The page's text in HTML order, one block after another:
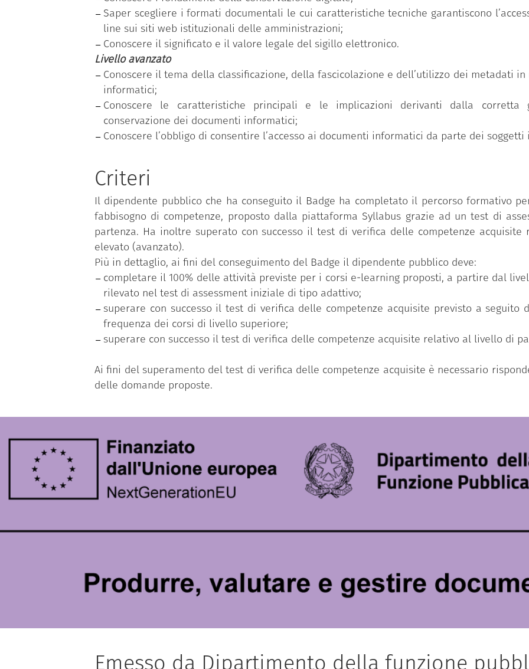
Saper scegliere i formati documentali le cui caratteristiche tecniche garantiscono
line sui siti web istituzionali delle amministrazioni;
Conoscere il significato e il valore legale del sigillo elettronico.
Livello avanzato
Conoscere il tema della classificazione, della fascicolazione e dell’utilizzo dei metadati
informatici;
Conoscere le caratteristiche principali e le implicazioni derivanti dalla corretta
conservazione dei documenti informatici;
Conoscere l’obbligo di consentire l’accesso ai documenti informatici da parte dei soggetti
Criteri
Il dipendente pubblico che ha conseguito il Badge ha completato il percorso formativo
fabbisogno di competenze, proposto dalla piattaforma Syllabus grazie ad un test di
partenza. Ha inoltre superato con successo il test di verifica delle competenze
elevato (avanzato).
Più in dettaglio, ai fini del conseguimento del Badge il dipendente pubblico deve:
completare il 100% delle attività previste per i corsi e-learning proposti, a partire dal
rilevato nel test di assessment iniziale di tipo adattivo;
superare con successo il test di verifica delle competenze acquisite previsto a seguito
frequenza dei corsi di livello superiore;
superare con successo il test di verifica delle competenze acquisite relativo al livello di
Ai fini del superamento del test di verifica delle competenze acquisite è necessario
delle domande proposte.
Emesso da Dipartimento della funzione